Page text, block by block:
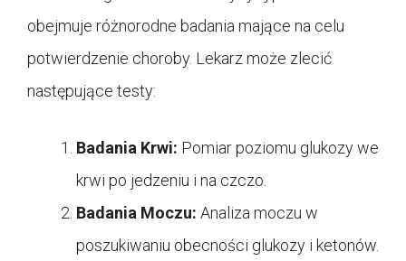
obejmuje różnorodne badania mające na celu
potwierdzenie choroby. Lekarz może zlecić
następujące testy:
Badania Krwi: Pomiar poziomu glukozy we
krwi po jedzeniu i na czczo.
Badania Moczu: Analiza moczu w
poszukiwaniu obecności glukozy i ketonów.